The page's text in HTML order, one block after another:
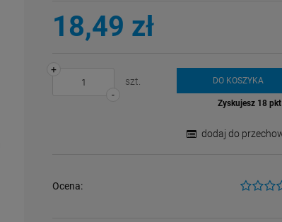
18,49 zł
-
+
szt.
DO KOSZYKA
Zyskujesz 18pkt
dodaj do
Ocena: